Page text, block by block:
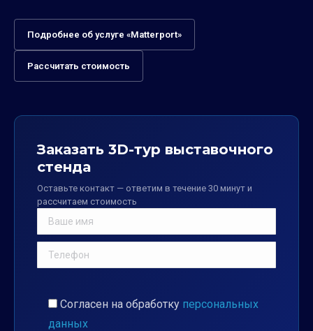
Подробнее об услуге «Matterport»
Рассчитать стоимость
Заказать 3D-тур выставочного
стенда
Оставьте контакт — ответим в течение 30 минут и
рассчитаем стоимость
Согласен на обработку персональных
данных